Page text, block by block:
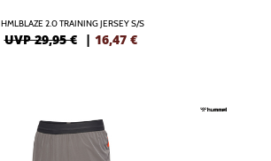
HMLBLAZE 2.0 TRAINING JERSEY S/S
UVP 29,95 € | 16,47 €